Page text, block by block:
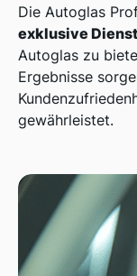
Die Autoglas
exklusive
Autoglas zu
Ergebnisse
gewährleistet.